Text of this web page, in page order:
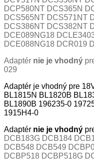
DCP580NT DCS365N
DCS565NT DCS571NT
DCS386NT DCS382NT
DCE089NG18
DCE088NG18 DCR019
Adaptér nie je vhodný
029
Adaptér je vhodný pre
BL1815N BL1820B
BL1890B 196235-0
1915H4-0
Adaptér nie je vhodný
DCB183G DCB184
DCB548 DCB549
DCBP518 DCBP518G